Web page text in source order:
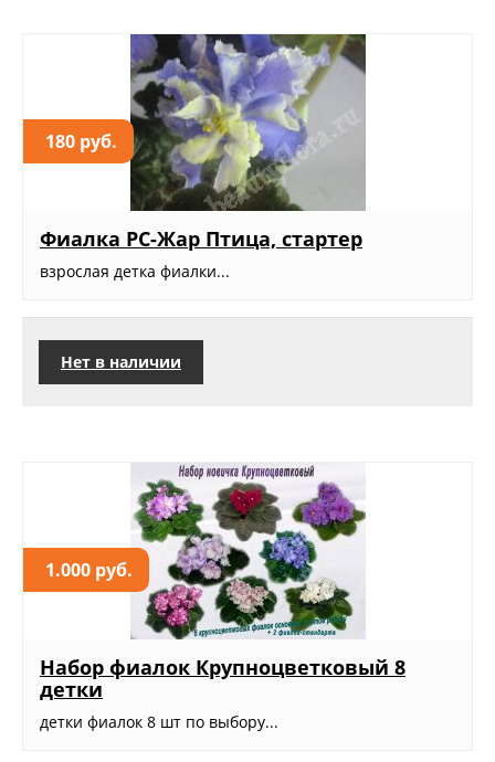
180 руб.
Фиалка РС-Жар Птица, стартер
взрослая детка фиалки...
Нет в наличии
1.000 руб.
Набор фиалок Крупноцветковый 8
детки
детки фиалок 8 шт по выбору...